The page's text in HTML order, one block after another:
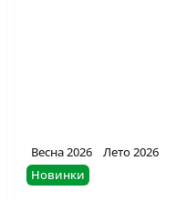
Весна 2026
Лето 2026
Новинки